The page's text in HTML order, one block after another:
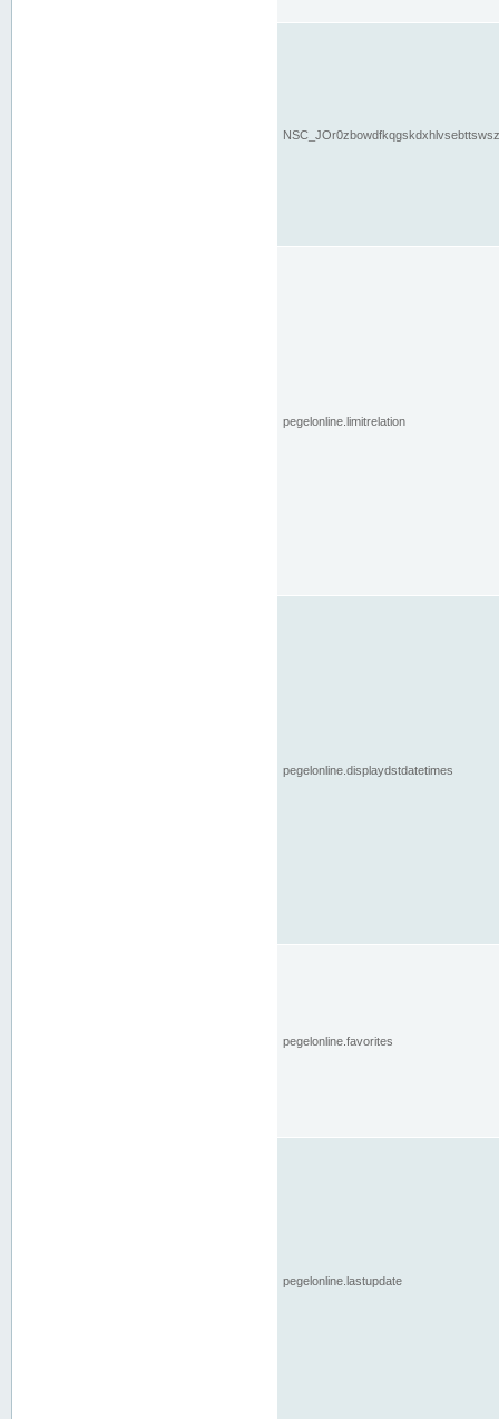
pegelonline.limitrelation
pegelonline.displaydstdatetimes
pegelonline.favorites
pegelonline.lastupdate